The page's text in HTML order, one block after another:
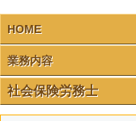
HOME
業務内容
社会保険労務士